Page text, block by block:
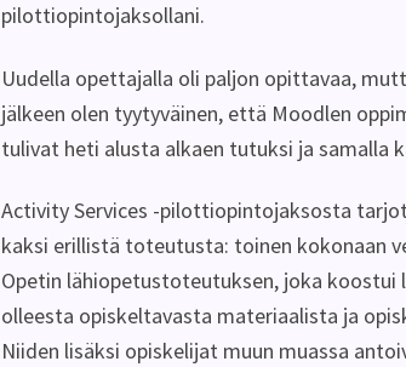
pilottiopintojaksollani.
Uudella opettajalla oli paljon opittavaa,
jälkeen olen tyytyväinen, että Moodlen
tulivat heti alusta alkaen tutuksi ja samalla
Activity Services -pilottiopintojaksosta
kaksi erillistä toteutusta: toinen kokonaan
Opetin lähiopetustoteutuksen, joka koostui
olleesta opiskeltavasta materiaalista ja
Niiden lisäksi opiskelijat muun muassa